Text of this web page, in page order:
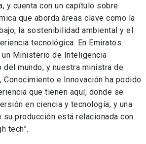
y cuenta con un capítulo sobre
que aborda áreas clave como la
la sostenibilidad ambiental y el
tecnológica. En Emiratos
un Ministerio de Inteligencia
mundo, y nuestra ministra de
Conocimiento e Innovación ha podido
que tienen aquí, donde se
en ciencia y tecnología, y una
su producción está relacionada con
tech”.